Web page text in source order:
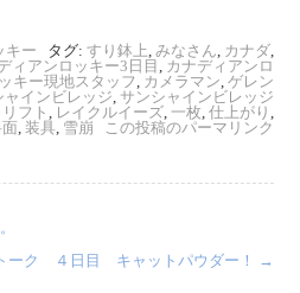
キー タグ: すり鉢上 みなさん カナダ,
ィアンロッキー3日目
カナディアンロ
キー現地スタッフ カメラマン ゲレン
ャインビレッジ サンシャインビレッジ
リフト レイクルイーズ, 一枚 仕上がり
, 装具, 雪崩 この投稿のパーマリンク
ーク ４日目 キャットパウダー！
→